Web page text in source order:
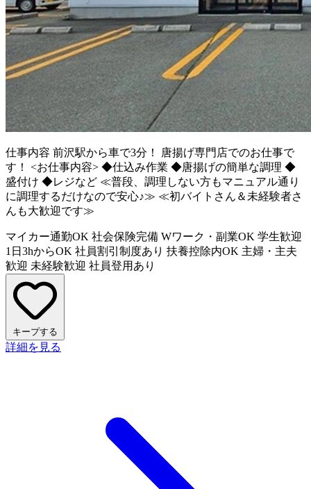
仕事内容 前沢駅から車で3分！ 唐揚げ専門店でのお仕事で
す！ <お仕事内容> ◆仕込み作業 ◆唐揚げの簡単な調理 ◆
盛付け ◆レジなど ≪普段、調理しない方もマニュアル通り
に調理するだけなので安心♪≫ ≪初バイトさん＆未経験者さ
んも大歓迎です≫
マイカー通勤OK 社会保険完備 Wワーク・副業OK 学生歓迎
1日3hからOK 社員割引制度あり 扶養控除内OK 主婦・主夫
歓迎 未経験歓迎 社員登用あり
キープする
詳細を見る